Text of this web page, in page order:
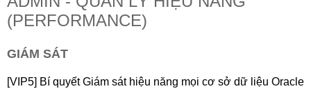
(PERFORMANCE)
GIÁM SÁT
[VIP5] Bí quyết Giám sát hiệu năng mọi cơ sở dữ liệu Oracle